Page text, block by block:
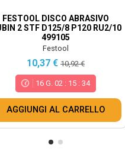
FESTOOL DISCO ABRASIVO
2 STF D125/8 P120 RU2/10
499105
Festool
10,37 € 10,92 €
16 G. 02 : 15 :32
AGGIUNGI AL CARRELLO